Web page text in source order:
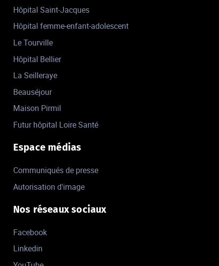
Hôpital Saint-Jacques
Hôpital femme-enfant-adolescent
Le Tourville
Hôpital Bellier
La Seilleraye
Beauséjour
Maison Pirmil
Futur hôpital Loire Santé
Espace médias
Communiqués de presse
Autorisation d'image
Nos réseaux sociaux
Facebook
Linkedin